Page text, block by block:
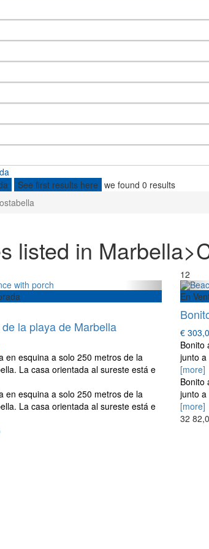
See first results here we found 0 results
listed in
la playa de Marbella
en esquina a solo 250 metros de la
La casa orientada al sureste está e
en esquina a solo 250 metros de la
La casa orientada al sureste está e
12
En
€
Bonito
junto a
[more]
Bonito
junto a
[more]
32